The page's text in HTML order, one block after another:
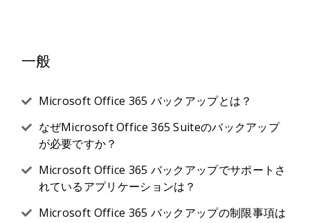
一般
Microsoft Office 365 バックアップとは？
なぜMicrosoft Office 365 Suiteのバックアップ
が必要ですか？
Microsoft Office 365 バックアップでサポートさ
れているアプリケーションは？
Microsoft Office 365 バックアップの制限事項は